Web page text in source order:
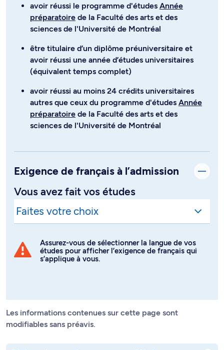
avoir réussi le programme d'études Année
préparatoire de la Faculté des arts et des
sciences de l'Université de Montréal
être titulaire d’un diplôme préuniversitaire et
avoir réussi une année d’études universitaires
(équivalent temps complet)
avoir réussi au moins 24 crédits universitaires
autres que ceux du programme d'études Année
préparatoire de la Faculté des arts et des
sciences de l'Université de Montréal
Exigence de français à l’admission
Vous avez fait vos études
Assurez-vous de sélectionner la langue de vos
études pour afficher l’exigence de français qui
s’applique à vous.
Les informations contenues sur cette page sont
modifiables sans préavis.